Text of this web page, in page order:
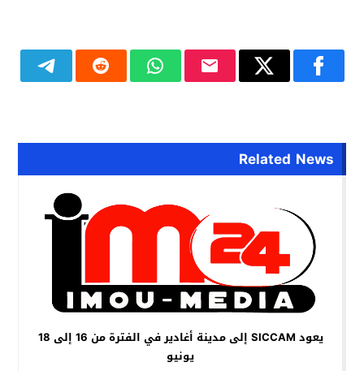
Related News
يعود SICCAM إلى مدينة أغادير في الفترة من 16 إلى 18
يونيو